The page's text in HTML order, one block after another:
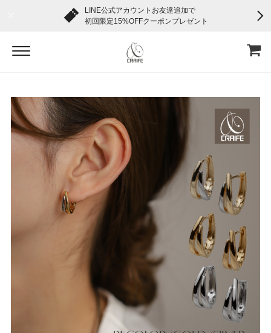
LINE公式アカウントお友達追加で
初回限定15%OFFクーポンプレゼント